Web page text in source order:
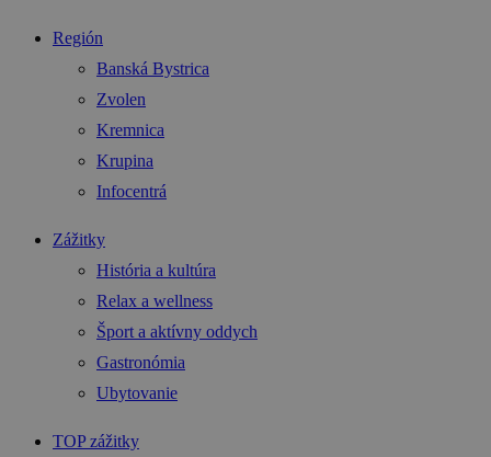
Región
Banská Bystrica
Zvolen
Kremnica
Krupina
Infocentrá
Zážitky
História a kultúra
Relax a wellness
Šport a aktívny oddych
Gastronómia
Ubytovanie
TOP zážitky